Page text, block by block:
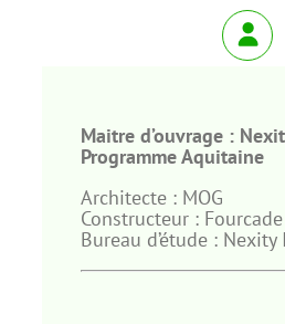
Maitre d’ouvrage :
ProgrammeAquitaine
Architecte : MOG
Constructeur : Fourcade
Bureau d’étude :